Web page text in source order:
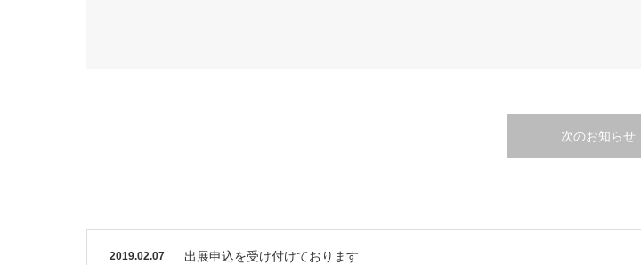
次のお知らせ
2019.02.07 出展申込を受け付けております